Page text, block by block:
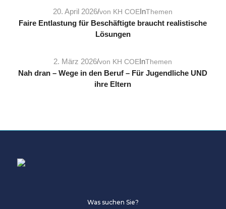
20. April 2026/von KH COEInThemen
Faire Entlastung für Beschäftigte braucht realistische
Lösungen
2. März 2026/von KH COEInThemen
Nah dran – Wege in den Beruf – Für Jugendliche UND
ihre Eltern
Was suchen Sie?